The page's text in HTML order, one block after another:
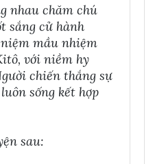
nhau chăm chú
sắng cử hành
mầu nhiệm
với niềm hy
chiến thắng sự
sống kết hợp
sau: